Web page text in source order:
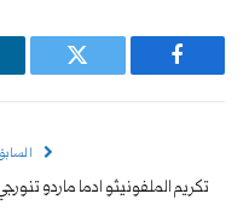
فيسبوك تويتر
تكريم الملفونيثو ادما ماردو